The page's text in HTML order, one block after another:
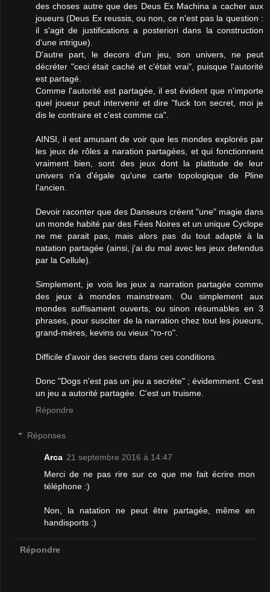
des choses autre que des Deus Ex Machina a cacher aux
joueurs (Deus Ex reussis, ou non, ce n'est pas la question :
il s'agit de justifications a posteriori dans la construction
d'une intrigue).
D'autre part, le decors d'un jeu, son univers, ne peut
décréter "ceci était caché et c'était vrai", puisque l'autorité
est partagé.
Comme l'autorité est partagée, il est évident que n'importe
quel joueur peut intervenir et dire "fuck ton secret, moi je
dis le contraire et c'est comme ca".
AINSI, il est amusant de voir que les mondes explorés par
les jeux de rôles a naration partagées, et qui fonctionnent
vraiment bien, sont des jeux dont la platitude de leur
univers n'a d'égale qu'une carte topologique de Pline
l'ancien.
Devoir raconter que des Danseurs créent "une" magie dans
un monde habité par des Fées Noires et un unique Cyclope
ne me parait pas, mais alors pas du tout adapté à la
natation partagée (ainsi, j'ai du mal avec les jeux defendus
par la Cellule).
Simplement, je vois les jeux a narration partagée comme
des jeux à mondes mainstream. Ou simplement aux
mondes suffisament ouverts, ou sinon résumables en 3
phrases, pour susciter de la narration chez tout les joueurs,
grand-mères, kevins ou vieux "ro-ro".
Difficile d'avoir des secrets dans ces conditions.
Donc "Dogs n'est pas un jeu a secrète" ; évidemment. C'est
un jeu a autorité partagée. C'est un truisme.
Répondre
Réponses
Arca 21 septembre 2016 à 14:47
Merci de ne pas rire sur ce que me fait écrire mon
téléphone :)
Non, la natation ne peut être partagée, même en
handisports :)
Répondre